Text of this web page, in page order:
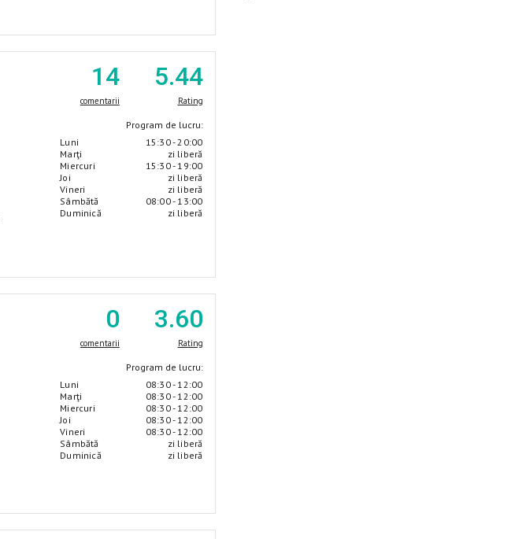
14
comentarii
5.44
Rating
Program de lucru:
Luni
Marţi
Miercuri
Joi
Vineri
Sâmbătă
Duminică
15:30 - 20:00
zi liberă
15:30 - 19:00
zi liberă
zi liberă
08:00 - 13:00
zi liberă
0
comentarii
3.60
Rating
Program de lucru:
Luni
Marţi
Miercuri
Joi
Vineri
Sâmbătă
Duminică
08:30 - 12:00
08:30 - 12:00
08:30 - 12:00
08:30 - 12:00
08:30 - 12:00
zi liberă
zi liberă